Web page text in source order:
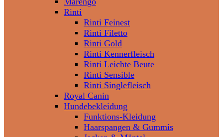
Rinti
Rinti Feinest
Rinti Filetto
Rinti Gold
Rinti Kennerfleisch
Rinti Leichte Beute
Rinti Sensible
Rinti Singlefleisch
Royal Canin
Hundebekleidung
Funktions-Kleidung
Haarspangen & Gummis